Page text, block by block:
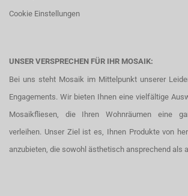
Cookie Einstellungen
UNSER VERSPRECHEN FÜR IHR MOSAIK:
Bei uns steht Mosaik im Mittelpunkt unserer
Engagements. Wir bieten Ihnen eine vielfältige
Mosaikfliesen, die Ihren Wohnräumen eine
verleihen. Unser Ziel ist es, Ihnen Produkte von
anzubieten, die sowohl ästhetisch ansprechend als